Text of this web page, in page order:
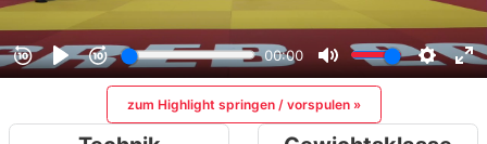
zum Highlight springen / vorspulen »